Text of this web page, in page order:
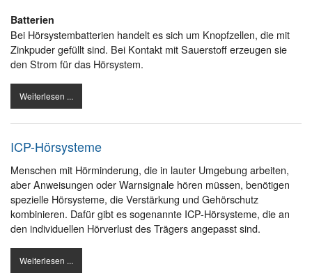
Batterien
Bei Hörsystembatterien handelt es sich um Knopfzellen, die mit
Zinkpuder gefüllt sind. Bei Kontakt mit Sauerstoff erzeugen sie
den Strom für das Hörsystem.
Weiterlesen ...
ICP-Hörsysteme
Menschen mit Hörminderung, die in lauter Umgebung arbeiten,
aber Anweisungen oder Warnsignale hören müssen, benötigen
spezielle Hörsysteme, die Verstärkung und Gehörschutz
kombinieren. Dafür gibt es sogenannte ICP-Hörsysteme, die an
den individuellen Hörverlust des Trägers angepasst sind.
Weiterlesen ...